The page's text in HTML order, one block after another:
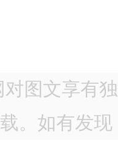
图文享有
。如有发